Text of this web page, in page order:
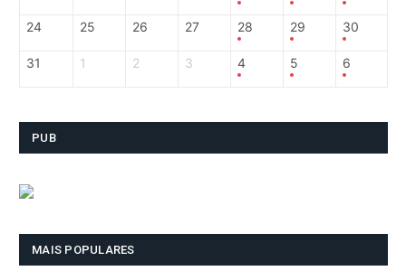
24 25 26 27 28 29 30
31 1 2 3 4 5 6
PUB
MAIS POPULARES